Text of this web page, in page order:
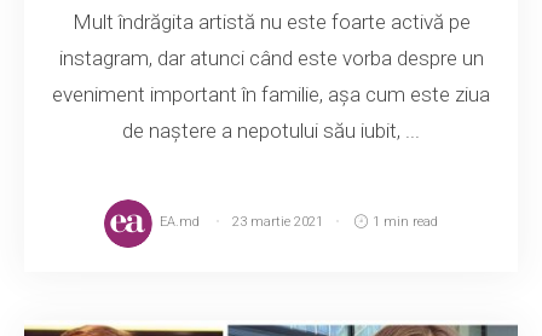
Mult îndrăgita artistă nu este foarte activă pe
instagram, dar atunci când este vorba despre un
eveniment important în familie, așa cum este ziua
de naștere a nepotului său iubit, ...
EA.md 23 martie 2021 1 min read